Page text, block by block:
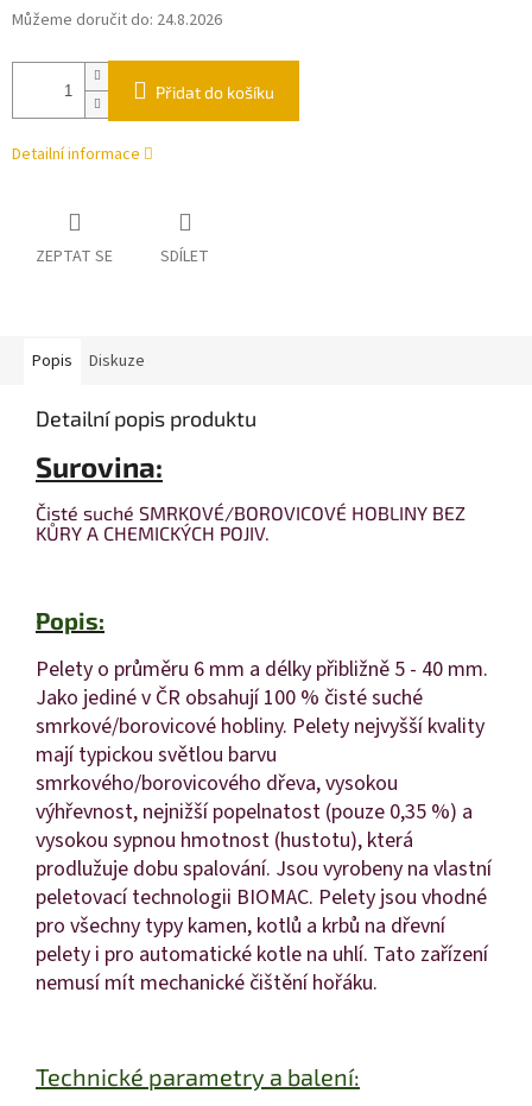
Můžeme doručit do: 24.8.2026
Přidat do košíku
Detailní informace
ZEPTAT SE SDÍLET
Popis Diskuze
Detailní popis produktu
Surovina:
Čisté suché SMRKOVÉ/BOROVICOVÉ HOBLINY BEZ
KŮRY A CHEMICKÝCH POJIV.
Popis:
Pelety o průměru 6 mm a délky přibližně 5 - 40 mm.
Jako jediné v ČR obsahují 100 % čisté suché
smrkové/borovicové hobliny. Pelety nejvyšší kvality
mají typickou světlou barvu
smrkového/borovicového dřeva, vysokou
výhřevnost, nejnižší popelnatost (pouze 0,35 %) a
vysokou sypnou hmotnost (hustotu), která
prodlužuje dobu spalování. Jsou vyrobeny na vlastní
peletovací technologii BIOMAC. Pelety jsou vhodné
pro všechny typy kamen, kotlů a krbů na dřevní
pelety i pro automatické kotle na uhlí. Tato zařízení
nemusí mít mechanické čištění hořáku.
Technické parametry a balení: